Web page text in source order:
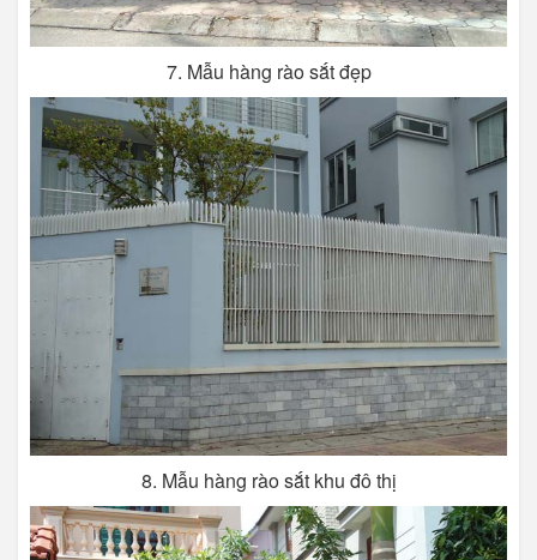
7. Mẫu hàng rào sắt đẹp
8. Mẫu hàng rào sắt khu đô thị